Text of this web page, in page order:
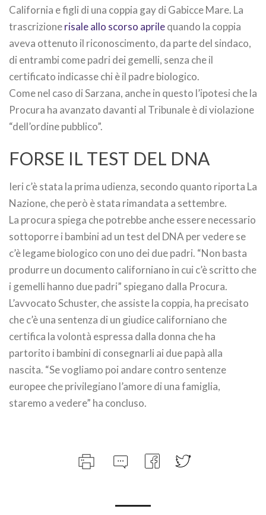
California e figli di una coppia gay di Gabicce Mare. La
trascrizionerisale allo scorso aprilequando la coppia
aveva ottenuto il riconoscimento, da parte del sindaco,
di entrambi come padri dei gemelli, senza che il
certificato indicasse chi è il padre biologico.
Come nel caso di Sarzana, anche in questo l’ipotesi che la
Procura ha avanzato davanti al Tribunale è di violazione
“dell’ordine pubblico”.
FORSE IL TEST DEL DNA
Ieri c’è stata la prima udienza, secondo quanto riporta La
Nazione, che però è stata rimandata a settembre.
La procura spiega che potrebbe anche essere necessario
sottoporre i bambini ad un test del DNA per vedere se
c’è legame biologico con uno dei due padri. “Non basta
produrre un documento californiano in cui c’è scritto che
i gemelli hanno due padri” spiegano dalla Procura.
L’avvocato Schuster, che assiste la coppia, ha precisato
che c’è una sentenza di un giudice californiano che
certifica la volontà espressa dalla donna che ha
partorito i bambini di consegnarli ai due papà alla
nascita. “Se vogliamo poi andare contro sentenze
europee che privilegiano l’amore di una famiglia,
staremo a vedere” ha concluso.